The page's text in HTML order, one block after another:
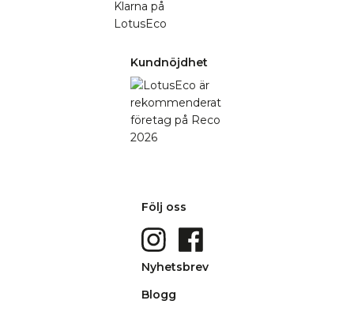
Kundnöjdhet
Följ oss
Nyhetsbrev
Blogg